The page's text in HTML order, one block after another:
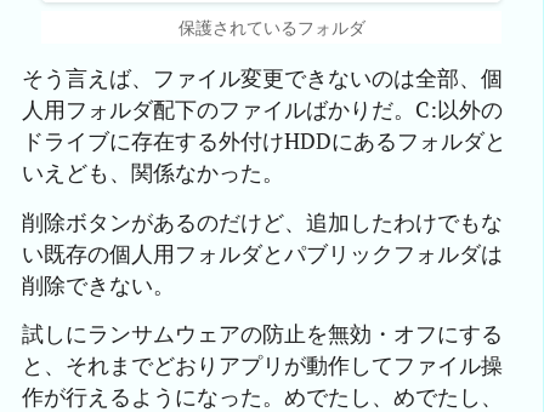
保護されているフォルダ
そう言えば、ファイル変更できないのは全部、個
人用フォルダ配下のファイルばかりだ。C:以外の
ドライブに存在する外付けHDDにあるフォルダと
いえども、関係なかった。
削除ボタンがあるのだけど、追加したわけでもな
い既存の個人用フォルダとパブリックフォルダは
削除できない。
試しにランサムウェアの防止を無効・オフにする
と、それまでどおりアプリが動作してファイル操
作が行えるようになった。めでたし、めでたし、